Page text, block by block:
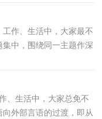
作、生活中，大家最不
中，围绕同一主题作深
。作文的注...
、生活中，大家总免不
外部言语的过渡，即从